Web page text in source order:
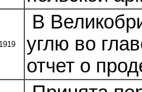
В
углю во
отчет о